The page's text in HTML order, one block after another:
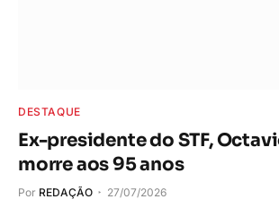
DESTAQUE
Ex-presidente do STF,
morre aos 95 anos
Por REDAÇÃO 27/07/2026